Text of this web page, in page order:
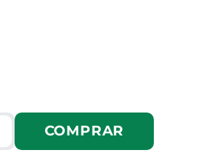
COMPRAR